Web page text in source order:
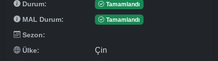
Durum: Tamamlandı
MAL Durum: Tamamlandı
Sezon:
Ülke:
Çin